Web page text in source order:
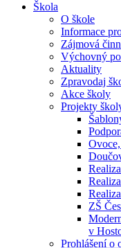
Škola
O škole
Informace
Zájmová
Výchovný
Aktuality
Zpravodaj
Akce školy
Projekty
ZŠ
v
Prohlášení o